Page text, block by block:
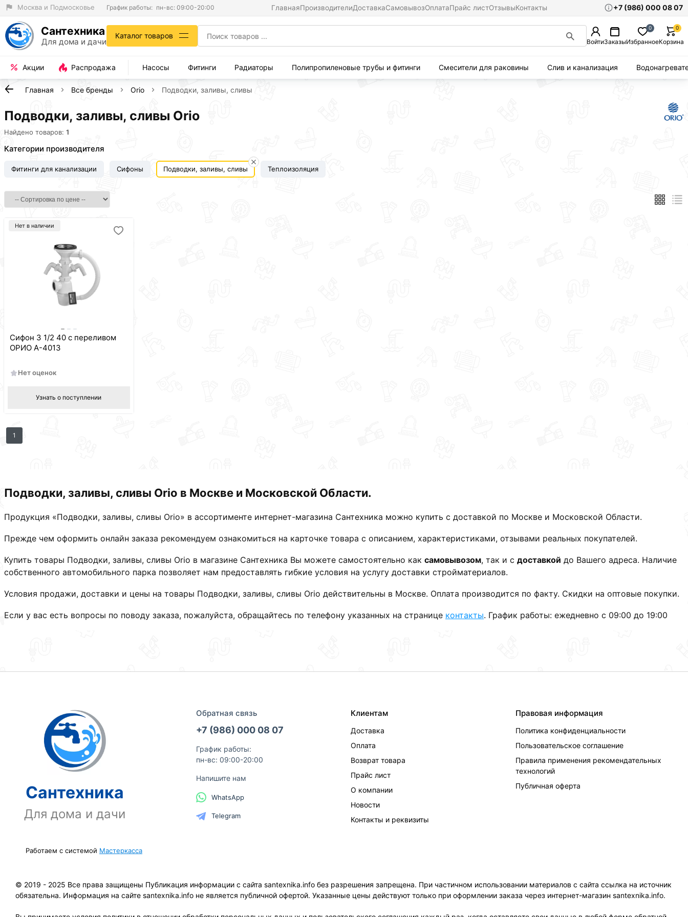
Москва и Подмосковье График работы: пн-вс: 09:00-20:00 ГлавнаяПроизводителиДоставкаСамовывозОплатаПрайс листОтзывыКонтакты +7 (986) 000 08 07
Сантехника
Для дома и дачи
Каталог товаров
ВойтиЗаказыИзбранное
0
Корзина
0
Акции Распродажа Насосы Фитинги Радиаторы Полипропиленовые трубы и фитинги Смесители для раковины Слив и канализация
Главная Все бренды Orio Подводки, заливы, сливы
Подводки, заливы, сливы Orio
Найдено товаров: 1
Категории производителя
Фитинги для канализации Сифоны Подводки, заливы, сливы Теплоизоляция
Нет в наличии
Сифон 3 1/2 40 с переливом
ОРИО А-4013
Нет оценок
Узнать о поступлении
1
Подводки, заливы, сливы Orio в Москве и Московской Области.
Продукция «Подводки, заливы, сливы Orio» в ассортименте интернет-магазина Сантехника можно купить с доставкой по Москве и Московской Области.
Прежде чем оформить онлайн заказа рекомендуем ознакомиться на карточке товара с описанием, характеристиками, отзывами реальных покупателей.
Купить товары Подводки, заливы, сливы Orio в магазине Сантехника Вы можете самостоятельно как самовывозом, так и с доставкой до Вашего адреса. Наличие
собственного автомобильного парка позволяет нам предоставлять гибкие условия на услугу доставки стройматериалов.
Условия продажи, доставки и цены на товары Подводки, заливы, сливы Orio действительны в Москве. Оплата производится по факту. Скидки на оптовые покупки.
Если у вас есть вопросы по поводу заказа, пожалуйста, обращайтесь по телефону указанных на странице контакты. График работы: ежедневно с 09:00 до 19:00
Сантехника
Для дома и дачи
Обратная связь
+7 (986) 000 08 07
График работы:
пн-вс: 09:00-20:00
Напишите нам
WhatsApp
Telegram
Клиентам
Доставка
Оплата
Возврат товара
Прайс лист
О компании
Новости
Контакты и реквизиты
Правовая информация
Политика конфиденциальности
Пользовательское соглашение
Правила применения рекомендательных
технологий
Публичная оферта
Работаем с системой Мастеркасса
© 2019 - 2025 Все права защищены Публикация информации с сайта santexnika.info без разрешения запрещена. При частичном использовании материалов с сайта ссылка на источник
обязательна. Информация на сайте santexnika.info не является публичной офертой. Указанные цены действуют только при оформлении заказа через интернет-магазин santexnika.info.